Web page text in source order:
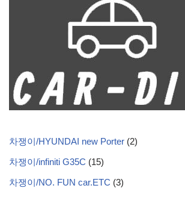
차쟁이/HYUNDAI new Porter (2)
차쟁이/infiniti G35C (15)
차쟁이/NO. FUN car.ETC (3)